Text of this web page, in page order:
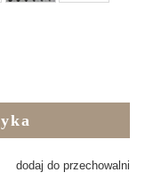
dodaj do przechowalni